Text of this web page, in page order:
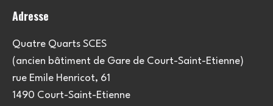
Adresse
Quatre Quarts SCES
(ancien bâtiment de Gare de Court-Saint-Etienne)
rue Emile Henricot, 61
1490 Court-Saint-Etienne